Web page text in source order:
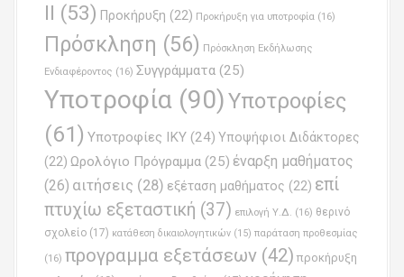
ΙΙ (53) Προκήρυξη (22) Προκήρυξη για υποτροφία (16)
Πρόσκληση (56) Πρόσκληση Εκδήλωσης
Ενδιαφέροντος (16) Συγγράμματα (25)
Υποτροφία (90)Υποτροφίες
(61) Υποτροφίες ΙΚΥ (24) Υποψήφιοι Διδάκτορες
(22) Ωρολόγιο Πρόγραμμα (25) έναρξη μαθήματος
(26) αιτήσεις (28) εξέταση μαθήματος (22) επί
πτυχίω εξεταστική (37) επιλογή Υ.Δ. (16) θερινό
σχολείο (17) κατάθεση δικαιολογητικών (15) παράταση προθεσμίας
(16) προγραμμα εξετάσεων (42) προκήρυξη